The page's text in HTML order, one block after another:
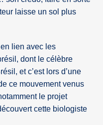
laisse un sol plus
lien avec les
dont le célèbre
et c’est lors d’une
ce mouvement venus
le projet
cette biologiste